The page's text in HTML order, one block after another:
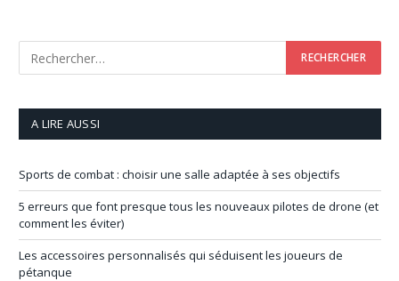
A LIRE AUSSI
Sports de combat : choisir une salle adaptée à ses objectifs
5 erreurs que font presque tous les nouveaux pilotes de drone (et
comment les éviter)
Les accessoires personnalisés qui séduisent les joueurs de
pétanque